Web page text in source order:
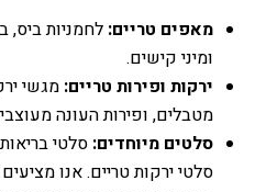
מאפים טריים: לחמניות ביס,
ומיני קישים.
ירקות ופירות טריים: מגשי
מטבלים, ופירות העונה
סלטים מיוחדים: סלטי
סלטי ירקות טריים. אנו מציעים